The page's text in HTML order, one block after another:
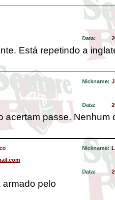
Data:
Está repetindo a
Nickname:
Data:
acertam passe. Nenhum
Nickname:
Data:
armado pelo